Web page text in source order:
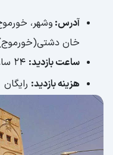
آدرس: وشهر،
خان
ساعت بازدید:
هزینه بازدید: رایگان